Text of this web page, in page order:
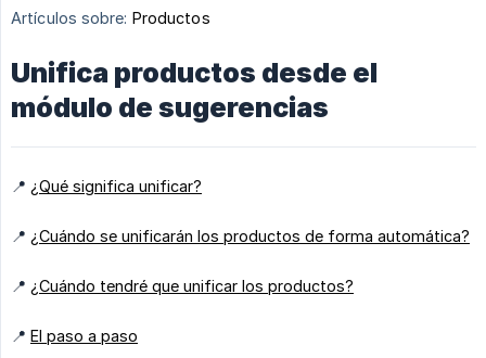
Artículos sobre: Productos
Unifica productos desde el
módulo de sugerencias
📍 ¿Qué significa unificar?
📍 ¿Cuándo se unificarán los productos de forma automática?
📍 ¿Cuándo tendré que unificar los productos?
📍 El paso a paso